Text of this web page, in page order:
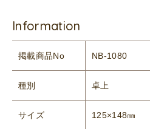
Information
掲載商品No NB-1080
種別 卓上
サイズ 125×148㎜